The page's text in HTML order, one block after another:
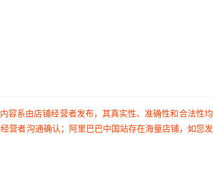
容系由店铺经营者发布，其真实性、准确性和合法性
营者沟通确认；阿里巴巴中国站存在海量店铺，如您